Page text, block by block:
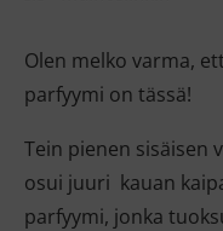
Olen melko varma,
parfyymi on tässä!
Tein pienen sisäisen
osui juuri kauan
parfyymi, jonka